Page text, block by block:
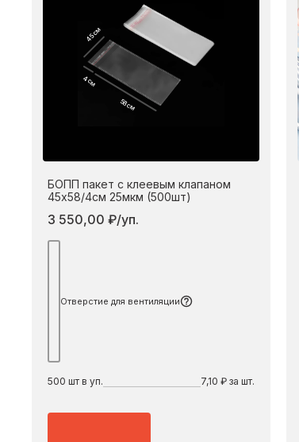
45 см
4 см
58 см
БОПП пакет с клеевым клапаном
45х58/4см 25мкм (500шт)
3 550,00 ₽/уп.
Отверстие для вентиляции
500 шт в уп. 7,10 ₽ за шт.